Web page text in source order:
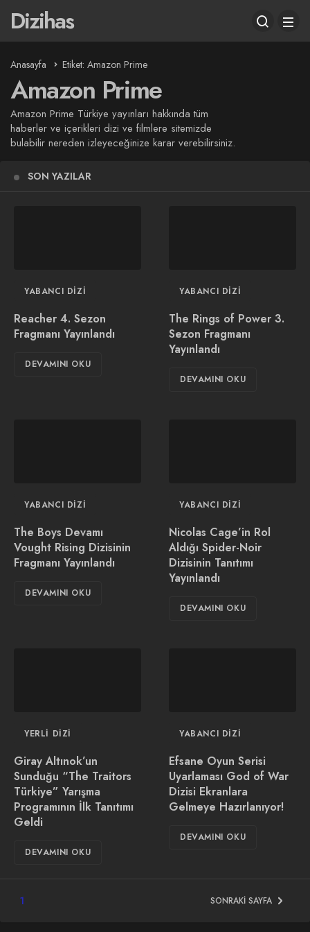
Dizihas
Anasayfa Etiket: Amazon Prime
Amazon Prime
Amazon Prime Türkiye yayınları hakkında tüm
haberler ve içerikleri dizi ve filmlere sitemizde
bulabilir nereden izleyeceğinize karar verebilirsiniz.
SON YAZILAR
YABANCI DIZI
Reacher 4. Sezon
Fragmanı Yayınlandı
DEVAMINI OKU
YABANCI DIZI
The Rings of Power 3.
Sezon Fragmanı
Yayınlandı
DEVAMINI OKU
YABANCI DIZI
The Boys Devamı
Vought Rising Dizisinin
Fragmanı Yayınlandı
DEVAMINI OKU
YABANCI DIZI
Nicolas Cage’in Rol
Aldığı Spider-Noir
Dizisinin Tanıtımı
Yayınlandı
DEVAMINI OKU
YERLI DIZI
Giray Altınok’un
Sunduğu “The Traitors
Türkiye” Yarışma
Programının İlk Tanıtımı
Geldi
DEVAMINI OKU
YABANCI DIZI
Efsane Oyun Serisi
Uyarlaması God of War
Dizisi Ekranlara
Gelmeye Hazırlanıyor!
DEVAMINI OKU
1 SONRAKI SAYFA